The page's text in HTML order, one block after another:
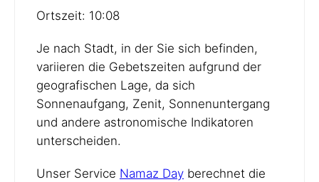
Ortszeit: 10:08
Je nach Stadt, in der Sie sich befinden,
variieren die Gebetszeiten aufgrund der
geografischen Lage, da sich
Sonnenaufgang, Zenit, Sonnenuntergang
und andere astronomische Indikatoren
unterscheiden.
Unser Service Namaz Day berechnet die